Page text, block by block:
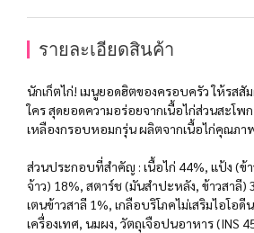
รายละเอียดสินค้า
นักเก็ตไก่! เมนูยอดฮิตของครอบครัว ให้รสสั
ใคร สุดยอดความอร่อยจากเนื้อไก่ส่วนสะโ
เหลืองกรอบหอมกรุ่น ผลิตจากเนื้อไก่คุณภา
ส่วนประกอบที่สำคัญ : เนื้อไก่ 44%, แป้ง (ข้า
จ้าว) 18%, สตาร์ช (มันสำปะหลัง, ข้าวสาลี
เตนข้าวสาลี 1%, เกลือบริโภคไม่เสริมไอโอดี
เครื่องเทศ, นมผง, วัตถุเจือปนอาหาร (INS